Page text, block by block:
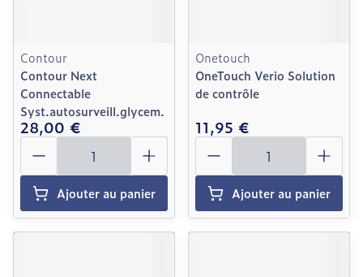
Contour
Contour Next
Connectable
Syst.autosurveill.glycem.
28,00 €
Quantité
Ajouter au panier
Onetouch
OneTouch Verio Solution
de contrôle
11,95 €
Quantité
Ajouter au panier